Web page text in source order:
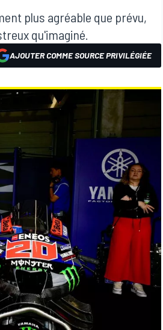
plus agréable que prévu,
qu'imaginé.
AJOUTER COMME SOURCE PRIVILÉGIÉE